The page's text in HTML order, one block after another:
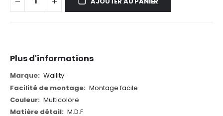
Plus d'informations
Plus
d'informations
Wallity
Montage facile
Multicolore
M.D.F